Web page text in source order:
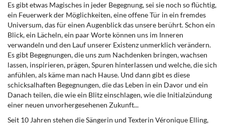
Es gibt etwas Magisches in jeder Begegnung, sei sie noch so flüchtig,
ein Feuerwerk der Möglichkeiten, eine offene Tür in ein fremdes
Universum, das für einen Augenblick das unsere berührt. Schon ein
Blick, ein Lächeln, ein paar Worte können uns im Inneren
verwandeln und den Lauf unserer Existenz unmerklich verändern.
Es gibt Begegnungen, die uns zum Nachdenken bringen, wachsen
lassen, inspirieren, prägen, Spuren hinterlassen und welche, die sich
anfühlen, als käme man nach Hause. Und dann gibt es diese
schicksalhaften Begegnungen, die das Leben in ein Davor und ein
Danach teilen, die wie ein Blitz einschlagen, wie die Initialzündung
einer neuen unvorhergesehenen Zukunft...
Seit 10 Jahren stehen die Sängerin und Texterin Véronique Elling,